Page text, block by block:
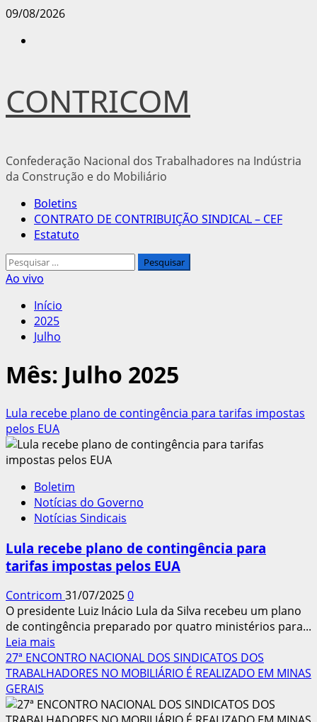
Avançar
09/08/2026
CONTRICOM
Confederação Nacional dos Trabalhadores na Indústria
da Construção e do Mobiliário
Menu
principal
Boletins
CONTRATO DE CONTRIBUIÇÃO SINDICAL – CEF
Estatuto
Pesquisar
por:
Ao vivo
Início
2025
Julho
Mês: Julho 2025
Lula recebe plano de contingência para tarifas impostas
pelos EUA
Boletim
Notícias do Governo
Notícias Sindicais
Lula recebe plano de contingência para
tarifas impostas pelos EUA
Contricom 31/07/20250
O presidente Luiz Inácio Lula da Silva recebeu um plano
de contingência preparado por quatro ministérios para...
Leia mais
mais
sobre
recebe
27ª ENCONTRO NACIONAL DOS SINDICATOS DOS
TRABALHADORES NO MOBILIÁRIO É REALIZADO EM MINAS
GERAIS